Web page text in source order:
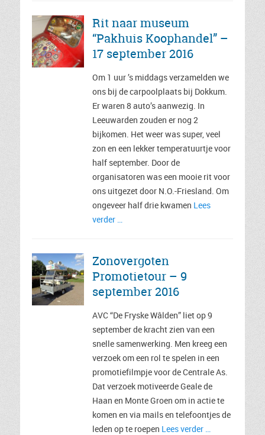
Rit naar museum
“Pakhuis Koophandel” –
17 september 2016
Om 1 uur ’s middags verzamelden we
ons bij de carpoolplaats bij Dokkum.
Er waren 8 auto’s aanwezig. In
Leeuwarden zouden er nog 2
bijkomen. Het weer was super, veel
zon en een lekker temperatuurtje voor
half september. Door de
organisatoren was een mooie rit voor
ons uitgezet door N.O.-Friesland. Om
ongeveer half drie kwamen Lees
verder …
Zonovergoten
Promotietour – 9
september 2016
AVC “De Fryske Wâlden” liet op 9
september de kracht zien van een
snelle samenwerking. Men kreeg een
verzoek om een rol te spelen in een
promotiefilmpje voor de Centrale As.
Dat verzoek motiveerde Geale de
Haan en Monte Groen om in actie te
komen en via mails en telefoontjes de
leden op te roepen Lees verder …